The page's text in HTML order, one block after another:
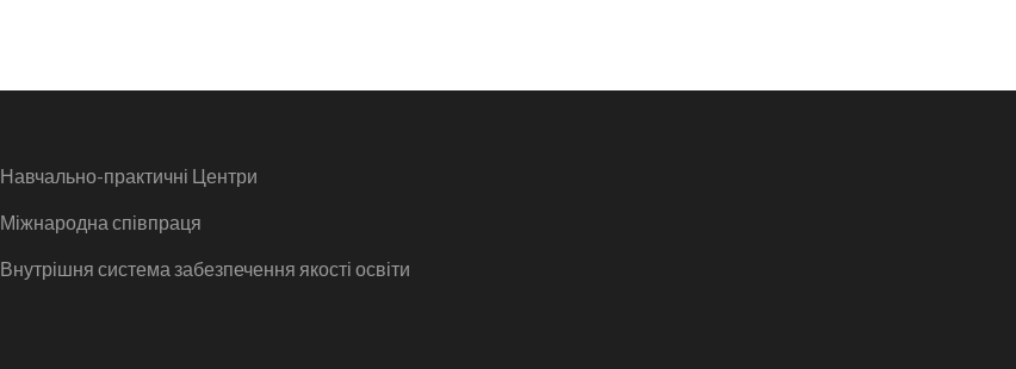
Навчально-практичні Центри
Міжнародна співпраця
Внутрішня система забезпечення якості освіти